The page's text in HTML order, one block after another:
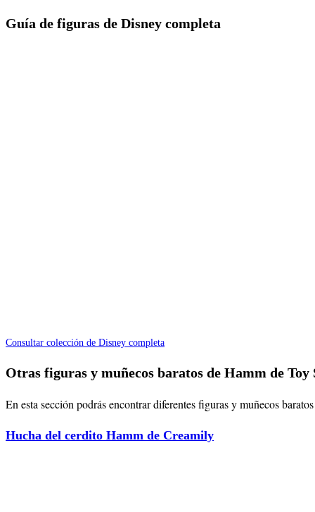
Guía de figuras de Disney completa
Consultar colección de Disney completa
Otras figuras y muñecos baratos de Hamm de Toy
En esta sección podrás encontrar diferentes figuras y muñecos
Hucha del cerdito Hamm de Creamily